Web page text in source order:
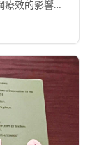
療效的影響，